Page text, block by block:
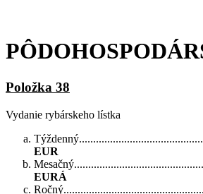
Položka 38
Vydanie rybárskeho lístka
EUR
EURÁ